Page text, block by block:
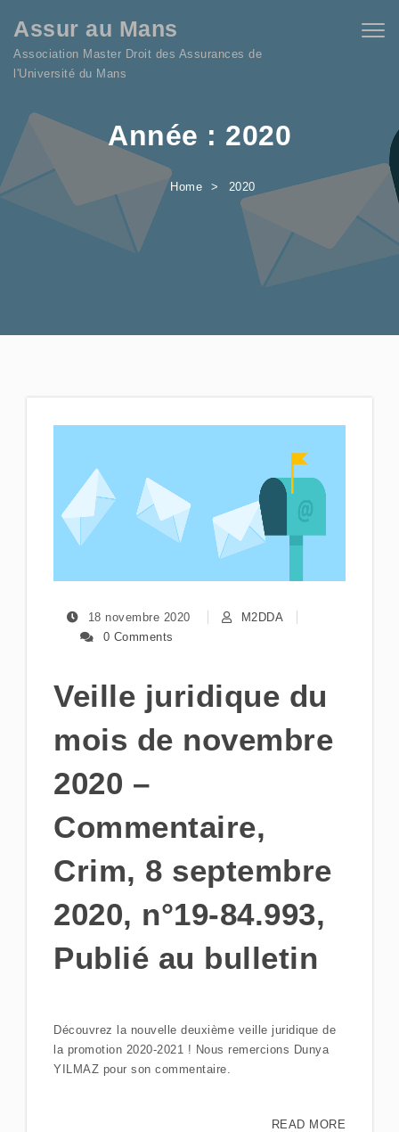
Assur au Mans
Association Master Droit des Assurances de
l'Université du Mans
Année : 2020
Home 2020
18 novembre 2020
M2DDA
0 Comments
Veille juridique du
mois de novembre
2020 –
Commentaire,
Crim, 8 septembre
2020, n°19-84.993,
Publié au bulletin
Découvrez la nouvelle deuxième veille juridique de
la promotion 2020-2021 ! Nous remercions Dunya
YILMAZ pour son commentaire.
READ MORE